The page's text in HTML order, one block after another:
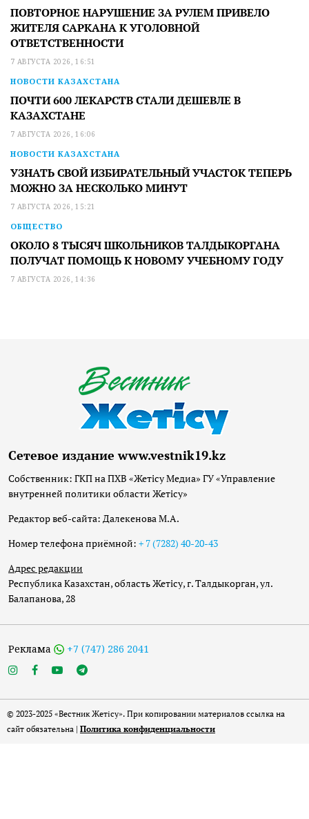
ПОВТОРНОЕ НАРУШЕНИЕ ЗА РУЛЕМ ПРИВЕЛО
ЖИТЕЛЯ САРКАНА К УГОЛОВНОЙ
ОТВЕТСТВЕННОСТИ
7 АВГУСТА 2026, 16:51
НОВОСТИ КАЗАХСТАНА
ПОЧТИ 600 ЛЕКАРСТВ СТАЛИ ДЕШЕВЛЕ В
КАЗАХСТАНЕ
7 АВГУСТА 2026, 16:06
НОВОСТИ КАЗАХСТАНА
УЗНАТЬ СВОЙ ИЗБИРАТЕЛЬНЫЙ УЧАСТОК ТЕПЕРЬ
МОЖНО ЗА НЕСКОЛЬКО МИНУТ
7 АВГУСТА 2026, 15:21
ОБЩЕСТВО
ОКОЛО 8 ТЫСЯЧ ШКОЛЬНИКОВ ТАЛДЫКОРГАНА
ПОЛУЧАТ ПОМОЩЬ К НОВОМУ УЧЕБНОМУ ГОДУ
7 АВГУСТА 2026, 14:36
Сетевое издание www.vestnik19.kz
Собственник: ГКП на ПХВ «Жетісу Медиа» ГУ «Управление
внутренней политики области Жетісу»
Редактор веб-сайта: Далекенова М.А.
Номер телефона приёмной: + 7 (7282) 40-20-43
Адрес редакции
Республика Казахстан, область Жетісу, г. Талдыкорган, ул.
Балапанова, 28
Реклама +7 (747) 286 2041
© 2023-2025 «Вестник Жетісу». При копировании материалов ссылка на
сайт обязательна | Политика конфиденциальности